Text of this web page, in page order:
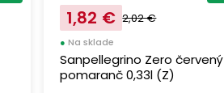
1,82 € 2,02 €
●Na sklade
Sanpellegrino Zero červený
pomaranč 0,33l (Z)